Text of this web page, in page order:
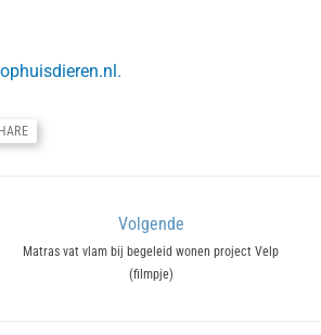
Volgende
Next
Matras vat vlam bij begeleid wonen project Velp
(filmpje)